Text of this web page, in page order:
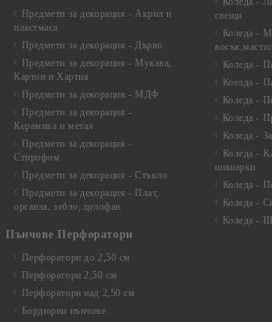
Предмети за декорация - Акрил и
пластмаса
Предмети за декорация - Дърво
Предмети за декорация - Мукава,
Картон и Хартия
Предмети за декорация - МДФ
Предмети за декорация -
Керамика и метал
Предмети за декорация -
Стирофом
Предмети за декорация - Стъкло
Предмети за декорация - Плат,
органза, зебло, целофан
Пънчове Перфоратори
Перфоратори до 2,50 см
Перфоратори 2,50 см
Перфоратори над 2,50 см
Бордюрни пънчове
свещи
Коледа -
Коледа -
Коелда -
Коледа -
Коледа -
Коледа -
Коледа -
шишарки
Коледа -
Коледа -
Коледа -